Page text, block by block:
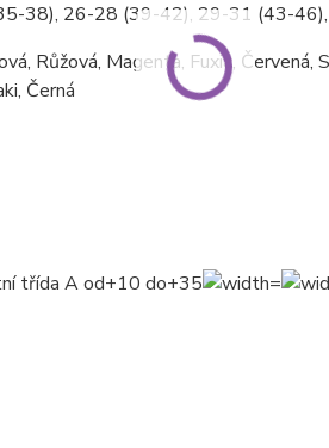
38), 26-28 (39-42), 29-31 (43-
Růžová, Magenta, Fuxia, Červená,
Černá